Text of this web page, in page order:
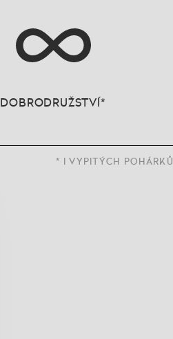
DOBRODRUŽSTVÍ*
* I VYPITÝCH POHÁRKŮ